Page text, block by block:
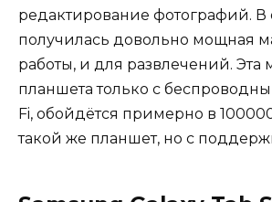
редактирование фотографий.
получилась довольно мощная
работы, и для развлечений.
планшета только с
Fi, обойдётся примерно в
такой же планшет, но с